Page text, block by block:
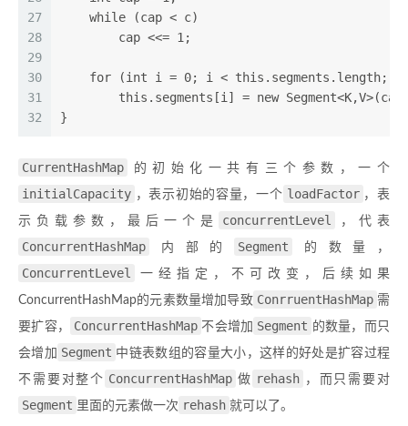
27
28
29
30
31
32
    while (cap < c)
        cap <<= 1;
for (int i = 0; i < this.segments.length;
this.segments[i] = new
}
CurrentHashMap 的初始化一共有三个参数，一个
initialCapacity ，表示初始的容量，一个 loadFactor ，表
示负载参数，最后一个是 concurrentLevel ，代表
ConcurrentHashMap 内部的 Segment 的数量，
ConcurrentLevel 一经指定，不可改变，后续如果
ConcurrentHashMap的元素数量增加导致 ConrruentHashMap 需
要扩容， ConcurrentHashMap 不会增加 Segment 的数量，而只
会增加 Segment 中链表数组的容量大小，这样的好处是扩容过程
不需要对整个 ConcurrentHashMap 做 rehash ，而只需要对
Segment 里面的元素做一次 rehash 就可以了。